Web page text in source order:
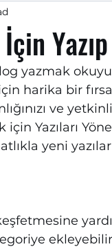
yazmak
bir
ve
Yazıları
rahatlıkla